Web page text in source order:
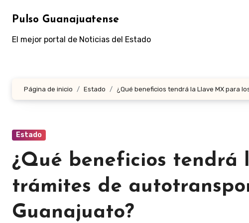
Pulso Guanajuatense
El mejor portal de Noticias del Estado
Página de inicio Estado ¿Qué beneficios tendrá la Llave MX para
Estado
¿Qué beneficios tendrá
trámites de
Guanajuato?